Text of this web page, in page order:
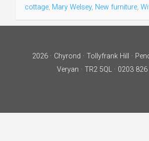
cottage, Mary Welsey, New furniture,
2026 · Chyrond · Tollyfrank Hill ·
Veryan · TR2 5QL · 0203